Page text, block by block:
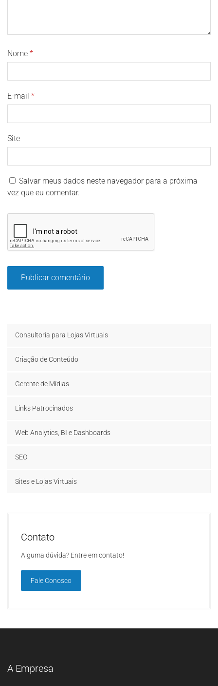
Nome *
E-mail *
Site
Salvar meus dados neste navegador para a próxima
vez que eu comentar.
Consultoria para Lojas Virtuais
Criação de Conteúdo
Gerente de Mídias
Links Patrocinados
Web Analytics, BI e Dashboards
SEO
Sites e Lojas Virtuais
Contato
Alguma dúvida? Entre em contato!
Fale Conosco
A Empresa